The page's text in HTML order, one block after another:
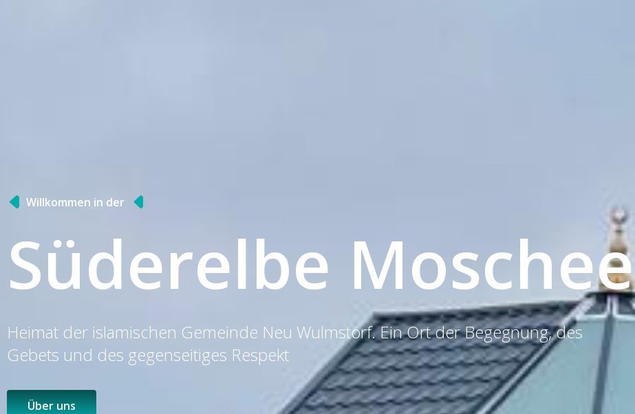
Willkommen in der
Süderelbe Moschee
Heimat der islamischen Gemeinde Neu Wulmstorf. Ein Ort der Begegnung, des
Gebets und des gegenseitiges Respekt
Über uns